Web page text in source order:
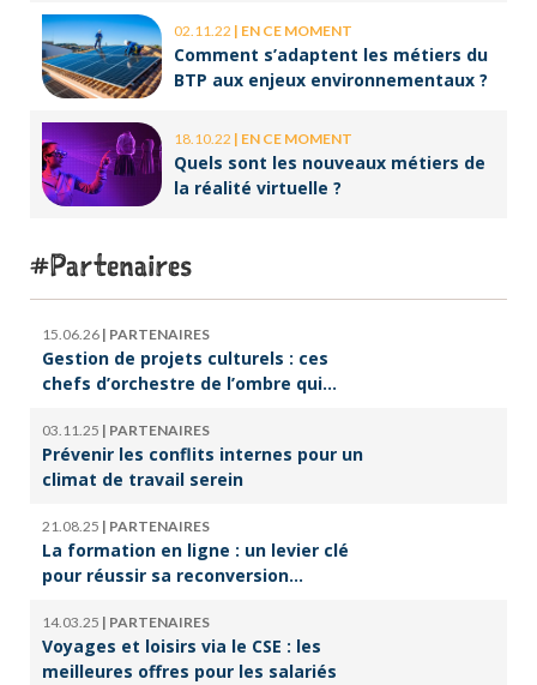
02.11.22 | EN CE MOMENT
Comment s’adaptent les métiers du
BTP aux enjeux environnementaux ?
18.10.22 | EN CE MOMENT
Quels sont les nouveaux métiers de
la réalité virtuelle ?
Partenaires
15.06.26 | PARTENAIRES
Gestion de projets culturels : ces
chefs d’orchestre de l’ombre qui
03.11.25 | PARTENAIRES
Prévenir les conflits internes pour un
climat de travail serein
21.08.25 | PARTENAIRES
La formation en ligne : un levier clé
pour réussir sa reconversion
14.03.25 | PARTENAIRES
Voyages et loisirs via le CSE : les
meilleures offres pour les salariés